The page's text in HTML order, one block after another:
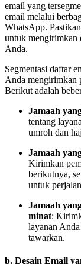
email yang
email melalui
WhatsApp.
untuk mengirimkan
Anda.
Segmentasi daftar
Anda mengirimkan
Berikut adalah
Jamaah
tentang
umroh dan
Jamaah
Kirimkan
berikutnya,
untuk
Jamaah
minat:
layanan
tawarkan.
b. Desain Email